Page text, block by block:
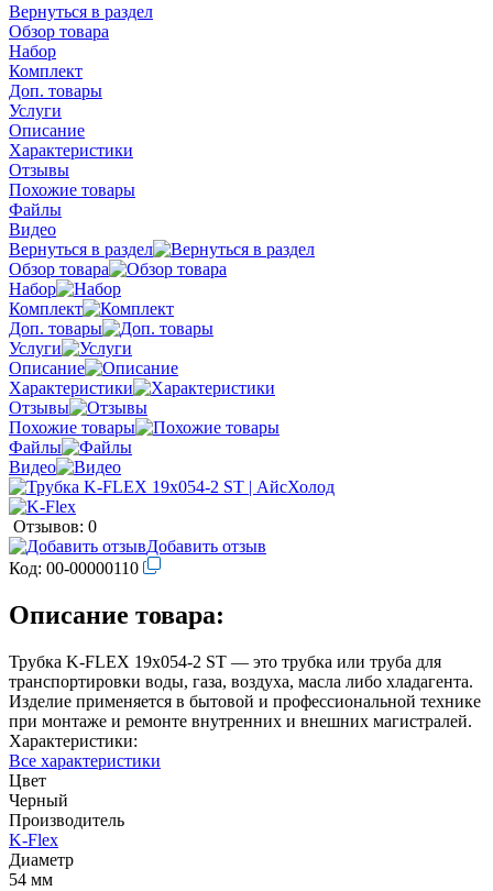
Вернуться в раздел
Обзор товара
Набор
Комплект
Доп. товары
Услуги
Описание
Характеристики
Отзывы
Похожие товары
Файлы
Видео
Вернуться в раздел
Обзор товара
Набор
Комплект
Доп. товары
Услуги
Описание
Характеристики
Отзывы
Похожие товары
Файлы
Видео
Отзывов: 0
Добавить отзыв
Код: 00-00000110
Описание товара:
Трубка K-FLEX 19x054-2 ST — это трубка или труба для
транспортировки воды, газа, воздуха, масла либо хладагента.
Изделие применяется в бытовой и профессиональной технике
при монтаже и ремонте внутренних и внешних магистралей.
Характеристики:
Все характеристики
Цвет
Черный
Производитель
K-Flex
Диаметр
54 мм